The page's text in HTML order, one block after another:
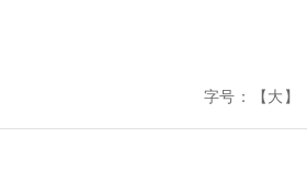
字号： 【大】